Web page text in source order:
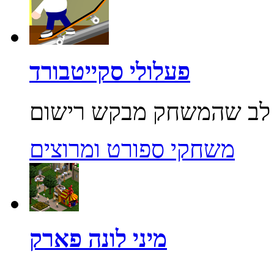
פעלולי סקייטבורד
משחקי ספורט ומרוצים
מיני לונה פארק